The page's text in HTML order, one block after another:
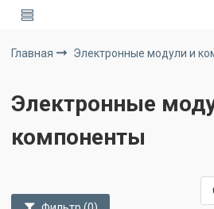
Главная Электронные модули и
Электронные
компоненты